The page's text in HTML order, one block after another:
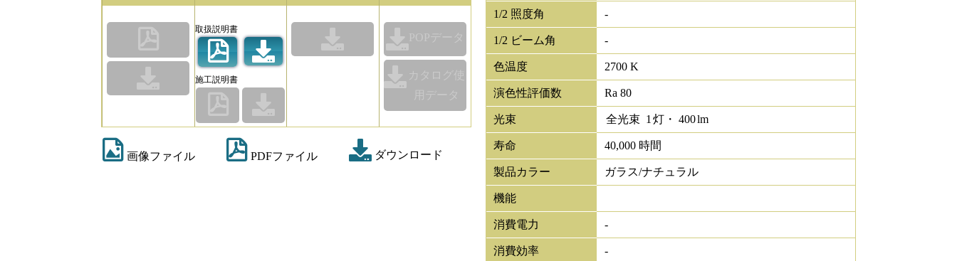
取扱説明書
施工説明書
POPデータ
カタログ使
用データ
画像ファイル PDFファイル ダウンロード
1/2 照度角 -
1/2 ビーム角 -
色温度 2700 K
演色性評価数 Ra 80
光束 全光束 1 灯・ 400lm
寿命 40,000 時間
製品カラー ガラス/ナチュラル
機能
消費電力 -
消費効率 -